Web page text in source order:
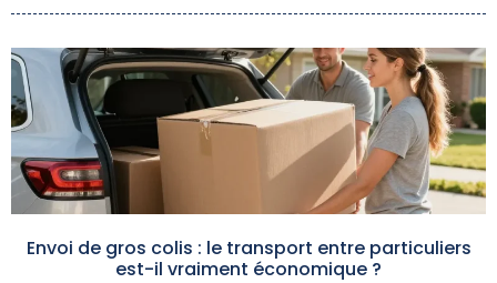
Envoi de gros colis : le transport entre particuliers
est-il vraiment économique ?